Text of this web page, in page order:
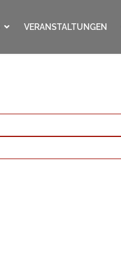
VERANSTALTUNGEN